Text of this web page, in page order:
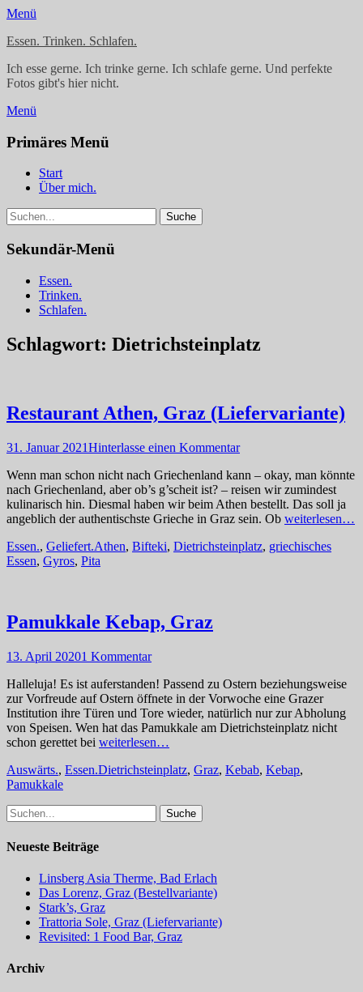
Menü
Essen. Trinken. Schlafen.
Ich esse gerne. Ich trinke gerne. Ich schlafe gerne. Und perfekte
Fotos gibt's hier nicht.
Menü
Primäres Menü
Springe
zum
Start
Über mich.
Suchen
Suche
nach:
Sekundär-Menü
Springe
zum
Inhalt
Essen.
Trinken.
Schlafen.
Schlagwort: Dietrichsteinplatz
Restaurant Athen, Graz (Liefervariante)
Posted
31. Januar 2021Hinterlasse einen Kommentar
Wenn man schon nicht nach Griechenland kann – okay, man könnte
nach Griechenland, aber ob’s g’scheit ist? – reisen wir zumindest
kulinarisch hin. Diesmal haben wir beim Athen bestellt. Das soll ja
angeblich der authentischste Grieche in Graz sein. Ob weiterlesen…
Kategorien
Essen., Geliefert.Schlagworte
Athen, Bifteki, Dietrichsteinplatz, griechisches
Essen, Gyros, Pita
Pamukkale Kebap, Graz
Posted
13. April 20201 Kommentar
Halleluja! Es ist auferstanden! Passend zu Ostern beziehungsweise
zur Vorfreude auf Ostern öffnete in der Vorwoche eine Grazer
Institution ihre Türen und Tore wieder, natürlich nur zur Abholung
von Speisen. Wen hat das Pamukkale am Dietrichsteinplatz nicht
schon gerettet bei weiterlesen…
Kategorien
Auswärts., Essen.Schlagworte
Dietrichsteinplatz, Graz, Kebab, Kebap,
Pamukkale
Suche
nach:
Neueste Beiträge
Linsberg Asia Therme, Bad Erlach
Das Lorenz, Graz (Bestellvariante)
Stark’s, Graz
Trattoria Sole, Graz (Liefervariante)
Revisited: 1 Food Bar, Graz
Archiv